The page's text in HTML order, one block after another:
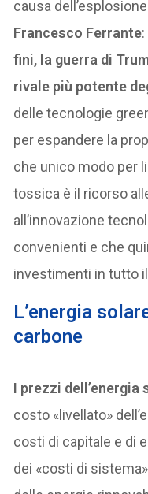
causa
Francesco Ferrante
fini, la guerra di
rivale più potente
delle tecnologie
per espandere la
che unico modo per
tossica è il ricorso
all’innovazione
convenienti e che
investimenti in tutto il
L’energia
carbone
I prezzi
costo «livellato»
costi di capitale e di
dei «costi di